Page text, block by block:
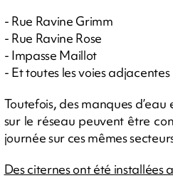
- Rue Ravine Grimm
- Rue Ravine Rose
- Impasse Maillot
- Et toutes les voies adjacentes
Toutefois, des manques d’eau
sur le réseau peuvent être
journée sur ces mêmes
Des citernes ont été installées